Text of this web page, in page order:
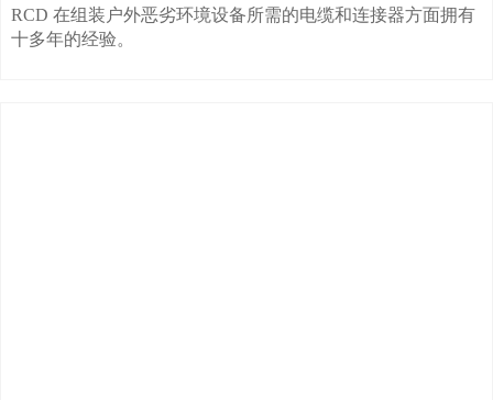
RCD 在组装户外恶劣环境设备所需的电缆和连接器方面拥有
十多年的经验。